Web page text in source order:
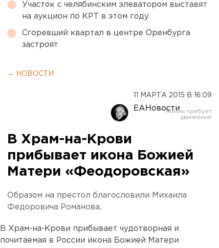
Участок с челябинским элеватором выставят
на аукцион по КРТ в этом году
Сгоревший квартал в центре Оренбурга
застроят
← НОВОСТИ
11 МАРТА 2015 В 16:09
ЕАНовости
В Храм-на-Крови
прибывает икона Божией
Матери «Феодоровская»
Образом на престол благословили Михаила
Федоровича Романова.
В Храм-на-Крови прибывает чудотворная и
почитаемая в России икона Божией Матери